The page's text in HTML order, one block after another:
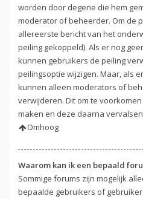
worden door degene die hem
moderator of beheerder. Om de
allereerste bericht van het
peiling gekoppeld). Als er nog
kunnen gebruikers de peiling
peilingsoptie wijzigen. Maar, als
kunnen alleen moderators of
verwijderen. Dit om te
maken en deze daarna
Omhoog
Waarom kan ik een bepaald
Sommige forums zijn mogelijk
bepaalde gebruikers of